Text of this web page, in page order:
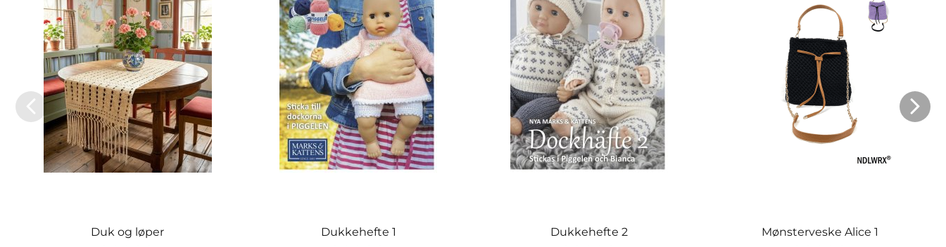
Duk og løper Dukkehefte 1 Dukkehefte 2 Mønsterveske Alice 1